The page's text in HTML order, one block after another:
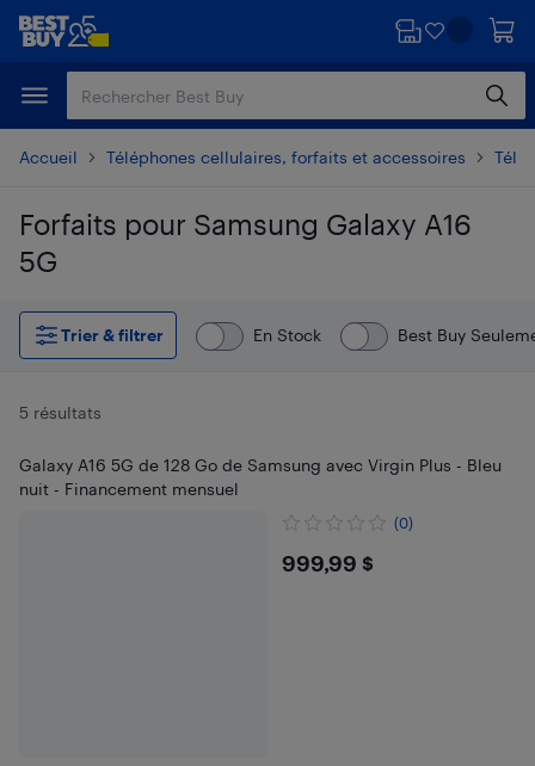
Passer
principal
Passer
Accueil Téléphones cellulaires, forfaits et accessoires
Forfaits pour Samsung Galaxy A16
5G
Passer aux résultats
Trier & filtrer
En Stock Best Buy
5 résultats
Galaxy A16 5G de 128 Go de Samsung avec Virgin Plus - Bleu
nuit - Financement mensuel
(0)
$999.99
999,99 $